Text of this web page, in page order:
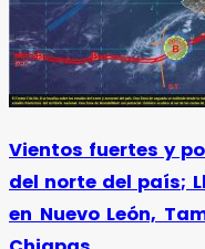
Vientos fuertes y
del norte del país;
en Nuevo León,